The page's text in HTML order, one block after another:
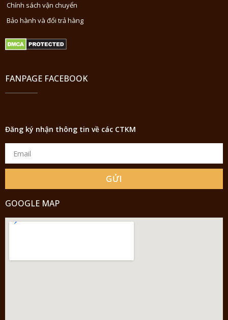
Chính sách vận chuyển
Bảo hành và đổi trả hàng
FANPAGE FACEBOOK
Đăng ký nhận thông tin về các CTKM
GỬI
GOOGLE MAP